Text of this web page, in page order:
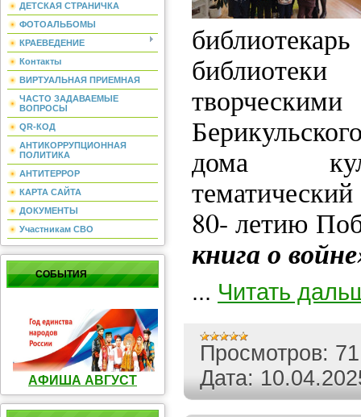
ДЕТСКАЯ СТРАНИЧКА
ФОТОАЛЬБОМЫ
КРАЕВЕДЕНИЕ
Контакты
ВИРТУАЛЬНАЯ ПРИЕМНАЯ
ЧАСТО ЗАДАВАЕМЫЕ
ВОПРОСЫ
QR-КОД
АНТИКОРРУПЦИОННАЯ
ПОЛИТИКА
АНТИТЕРРОР
КАРТА САЙТА
ДОКУМЕНТЫ
Участникам СВО
СОБЫТИЯ
АФИША АВГУСТ
дома
80- летию
книга о
... Читать
Просмотров: 71
Дата: